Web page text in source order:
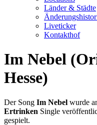
Länder & Städte
Liveticker
Kontakthof
Im Nebel
Hesse)
Der Song Im Nebel wurde
Ertrinken Single
gespielt.